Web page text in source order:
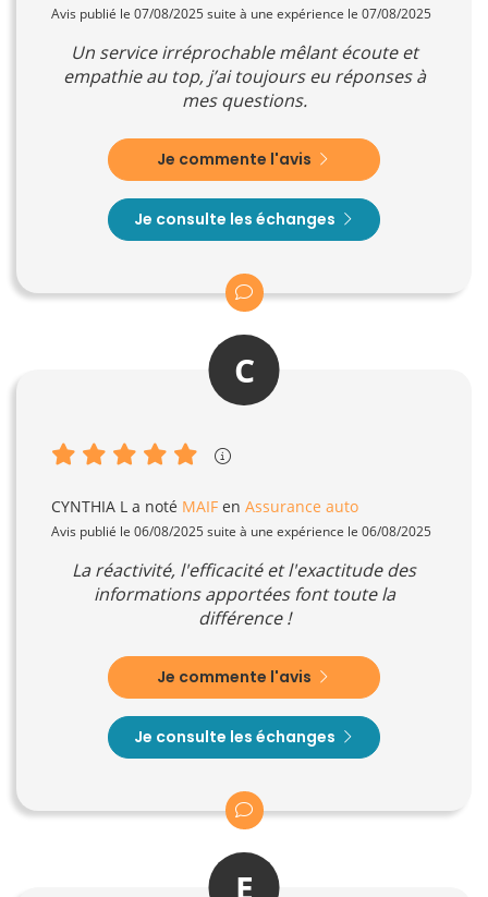
Avis publié le 07/08/2025 suite à une expérience le 07/08/2025
Un service irréprochable mêlant écoute et
empathie au top, j’ai toujours eu réponses à
mes questions.
Je commente l'avis
Je consulte les échanges
C
CYNTHIA L a noté MAIF en Assurance auto
Avis publié le 06/08/2025 suite à une expérience le 06/08/2025
La réactivité, l'efficacité et l'exactitude des
informations apportées font toute la
différence !
Je commente l'avis
Je consulte les échanges
E